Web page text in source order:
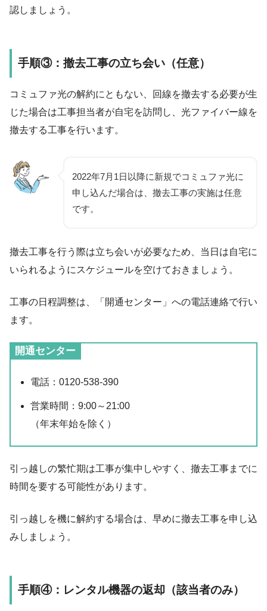
認しましょう。
手順③：撤去工事の立ち会い（任意）
コミュファ光の解約にともない、回線を撤去する必要が生
じた場合は工事担当者が自宅を訪問し、光ファイバー線を
撤去する工事を行います。
2022年7月1日以降に新規でコミュファ光に
申し込んだ場合は、撤去工事の実施は任意
です。
撤去工事を行う際は立ち会いが必要なため、当日は自宅に
いられるようにスケジュールを空けておきましょう。
工事の日程調整は、「開通センター」への電話連絡で行い
ます。
開通センター
電話：0120-538-390
営業時間：9:00～21:00
（年末年始を除く）
引っ越しの繁忙期は工事が集中しやすく、撤去工事までに
時間を要する可能性があります。
引っ越しを機に解約する場合は、早めに撤去工事を申し込
みしましょう。
手順④：レンタル機器の返却（該当者のみ）